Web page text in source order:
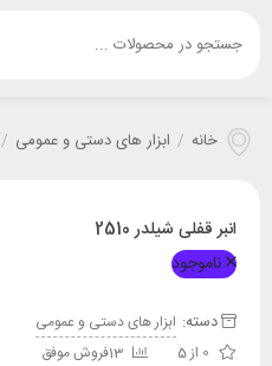
خانه / ابزار های دستی و عمومی /
انبر قفلی شیلدر 2510
ناموجود
دسته: ابزار های دستی و عمومی
0 از 5
13فروش موفق